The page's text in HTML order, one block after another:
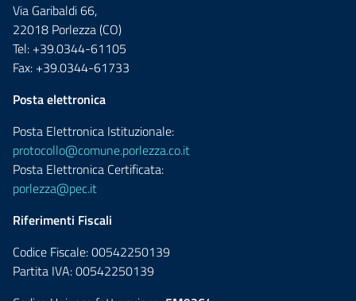
Via Garibaldi 66,
22018 Porlezza (CO)
Tel: +39.0344-61105
Fax: +39.0344-61733
Posta elettronica
Posta Elettronica Istituzionale:
protocollo@comune.porlezza.co.it
Posta Elettronica Certificata:
porlezza@pec.it
Riferimenti Fiscali
Codice Fiscale: 00542250139
Partita IVA: 00542250139